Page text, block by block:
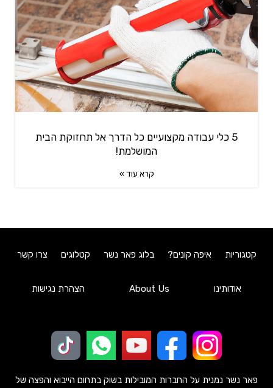
5 כלי עבודה מקצועיים כל הדרך אל תחזוקת הבית
המושלמת!
קרא עוד »
קטגוריות איפה קונים? בלוג פאר נשר קטלוגים צרו קשר
אודותינו About Us הצהרת נגישות
פאר נשר נמנית על החברות המובילות בשוק בתחום הייבוא והפצה של